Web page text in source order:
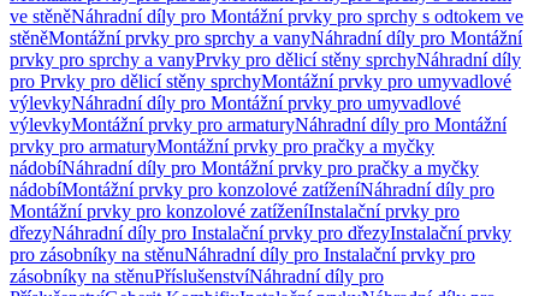
ve stěněNáhradní díly pro Montážní prvky pro sprchy s odtokem ve
stěněMontážní prvky pro sprchy a vanyNáhradní díly pro Montážní
prvky pro sprchy a vanyPrvky pro dělicí stěny sprchyNáhradní díly
pro Prvky pro dělicí stěny sprchyMontážní prvky pro umyvadlové
výlevkyNáhradní díly pro Montážní prvky pro umyvadlové
výlevkyMontážní prvky pro armaturyNáhradní díly pro Montážní
prvky pro armaturyMontážní prvky pro pračky a myčky
nádobíNáhradní díly pro Montážní prvky pro pračky a myčky
nádobíMontážní prvky pro konzolové zatíženíNáhradní díly pro
Montážní prvky pro konzolové zatíženíInstalační prvky pro
dřezyNáhradní díly pro Instalační prvky pro dřezyInstalační prvky
pro zásobníky na stěnuNáhradní díly pro Instalační prvky pro
zásobníky na stěnuPříslušenstvíNáhradní díly pro